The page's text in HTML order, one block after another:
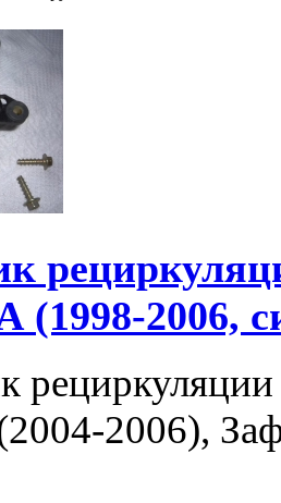
(1998-2006,
2006),